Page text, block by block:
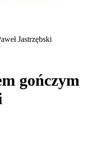
Jastrzębski
gończym